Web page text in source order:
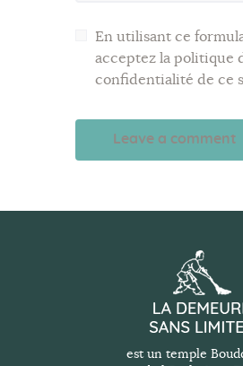
En utilisant ce
acceptez la politique
confidentialité de ce
l
est un temple